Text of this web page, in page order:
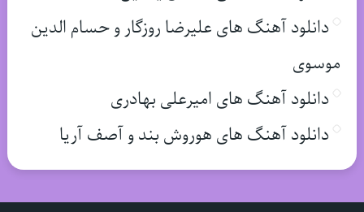
دانلود آهنگ های علیرضا روزگار و حسام الدین
موسوی
دانلود آهنگ های امیرعلی بهادری
دانلود آهنگ های هوروش بند و آصف آریا